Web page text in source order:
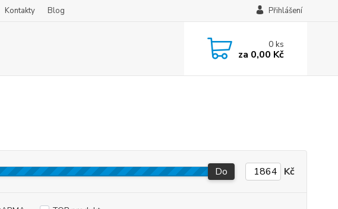
Kontakty Blog Přihlášení
0ks
za 0,00 Kč
Do Kč